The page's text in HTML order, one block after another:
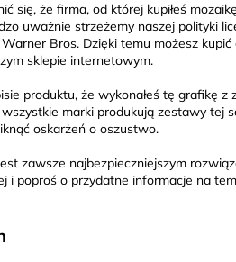
się, że firma, od której kupiłeś
uważnie strzeżemy naszej polityki
Bros. Dzięki temu możesz
sklepie internetowym.
produktu, że wykonałeś tę grafikę
marki produkują zestawy tej
oskarżeń o oszustwo.
zawsze najbezpieczniejszym
i poproś o przydatne informacje na